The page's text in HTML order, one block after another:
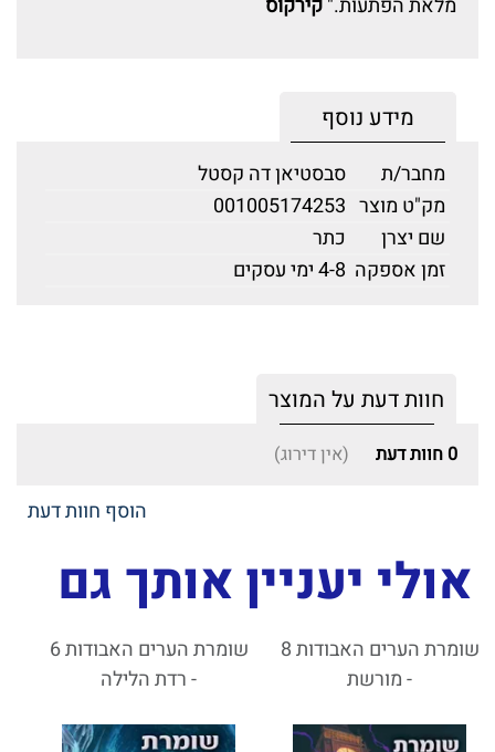
מלאת הפתעות."קירקוס
מידע נוסף
מחבר/ת
סבסטיאן דה קסטל
מק"ט מוצר 001005174253
שם יצרן
כתר
זמן אספקה 4-8 ימי עסקים
חוות דעת על המוצר
0 חוות דעת (אין דירוג)
הוסף חוות דעת
אולי יעניין אותך גם
שומרת הערים האבודות 8
- מורשת
שומרת הערים האבודות 6
- רדת הלילה